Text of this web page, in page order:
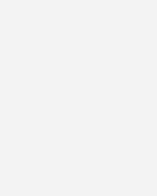
Business Development